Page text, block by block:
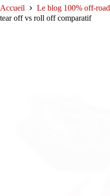
Accueil
Le blog 100% off-road
tear off vs roll off comparatif